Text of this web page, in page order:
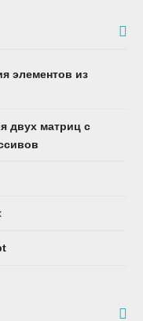
элементов из
двух матриц с